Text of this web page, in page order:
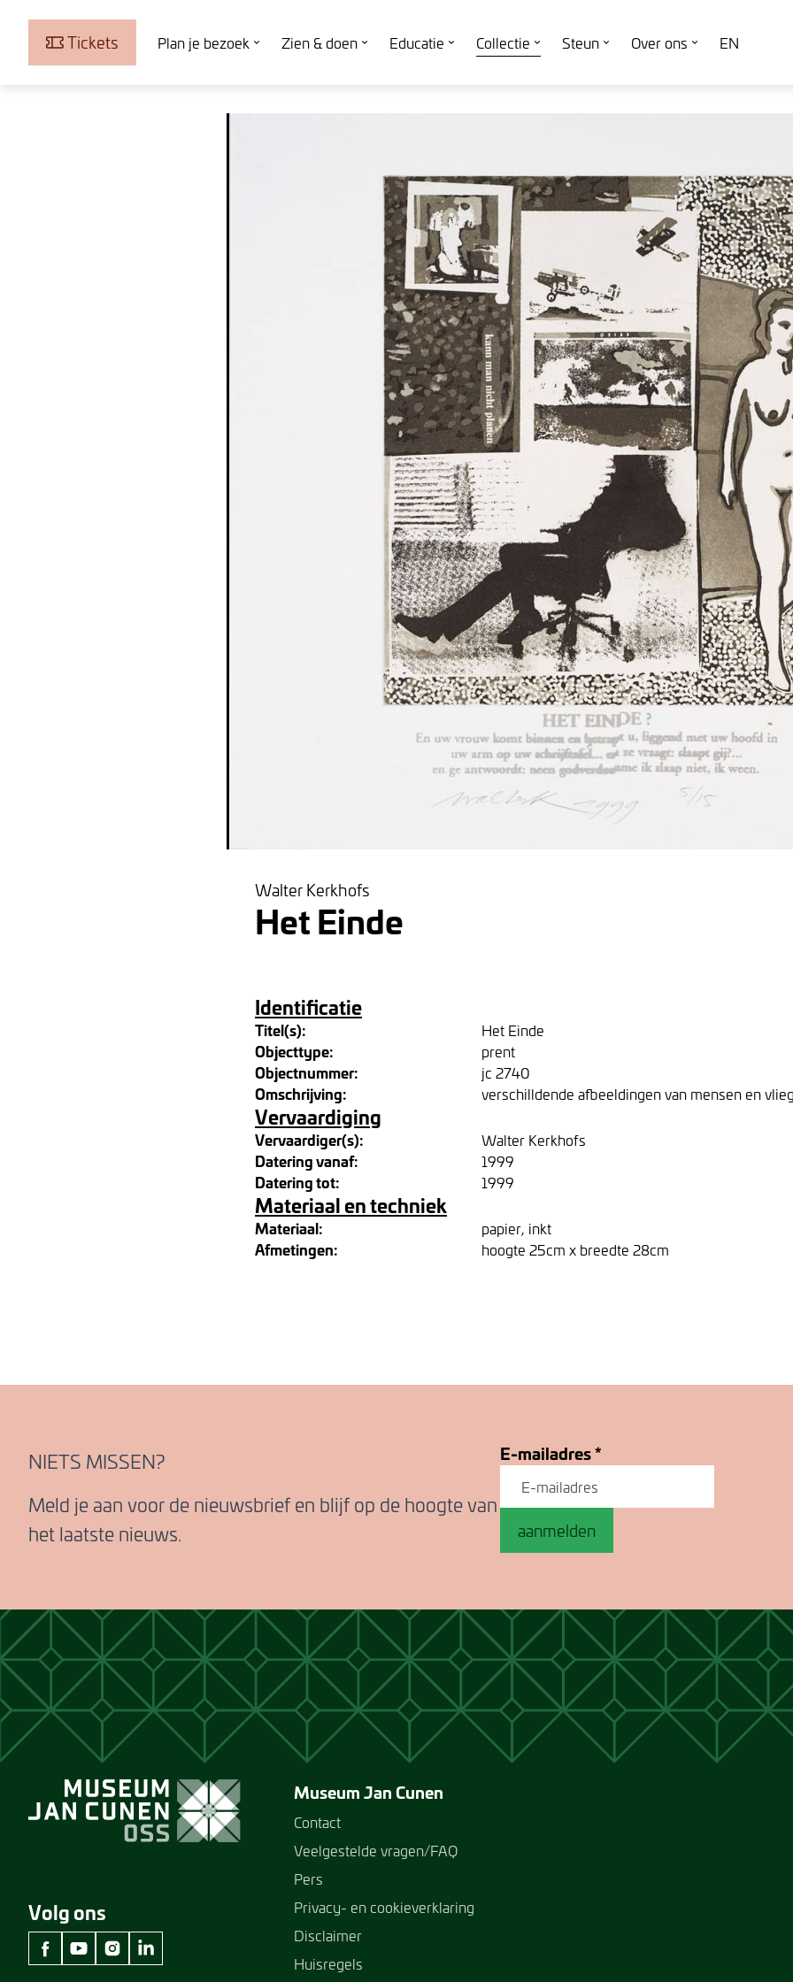
Tickets Plan je bezoek Zien & doen Educatie Collectie Steun Over ons
EN
Walter Kerkhofs
Het Einde
Identificatie
Titel(s): Het Einde
Objecttype: prent
Objectnummer: jc 2740
Omschrijving: verschilldende afbeeldingen van mensen en
Vervaardiging
Vervaardiger(s): Walter Kerkhofs
Datering vanaf: 1999
Datering tot: 1999
Materiaal en techniek
Materiaal: papier, inkt
Afmetingen: hoogte 25cm x breedte 28cm
NIETS MISSEN?
Meld je aan voor de nieuwsbrief en blijf op de hoogte van
het laatste nieuws.
E-mailadres*
aanmelden
Volg ons
facebook Museum Jan Cunen
youtube Museum Jan Cunen
instagram Museum Jan Cunen
linkedin Museum Jan Cunen
Museum Jan Cunen
Contact
Veelgestelde vragen/FAQ
Pers
Privacy- en cookieverklaring
Disclaimer
Huisregels